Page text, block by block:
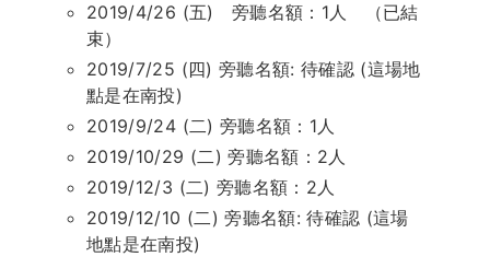
2019/4/26 (五) 旁聽名額：1人 （已結
束）
2019/7/25 (四) 旁聽名額: 待確認 (這場地
點是在南投)
2019/9/24 (二) 旁聽名額：1人
2019/10/29 (二) 旁聽名額：2人
2019/12/3 (二) 旁聽名額：2人
2019/12/10 (二) 旁聽名額: 待確認 (這場
地點是在南投)